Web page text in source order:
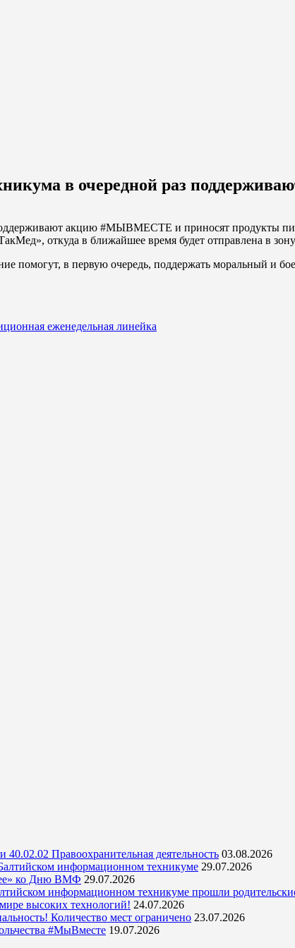
в очередной раз
акцию #МЫВМЕСТЕ и приносят продукты
откуда в ближайшее время будет отправлена в
помогут, в первую очередь, поддержать моральный и
еженедельная линейка
Правоохранительная деятельность 03.08.2026
информационном техникуме 29.07.2026
ко Дню ВМФ 29.07.2026
информационном техникуме прошли
высоких технологий! 24.07.2026
Количество мест ограничено 23.07.2026
#МыВместе 19.07.2026